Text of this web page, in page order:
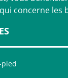
concerne les
pied